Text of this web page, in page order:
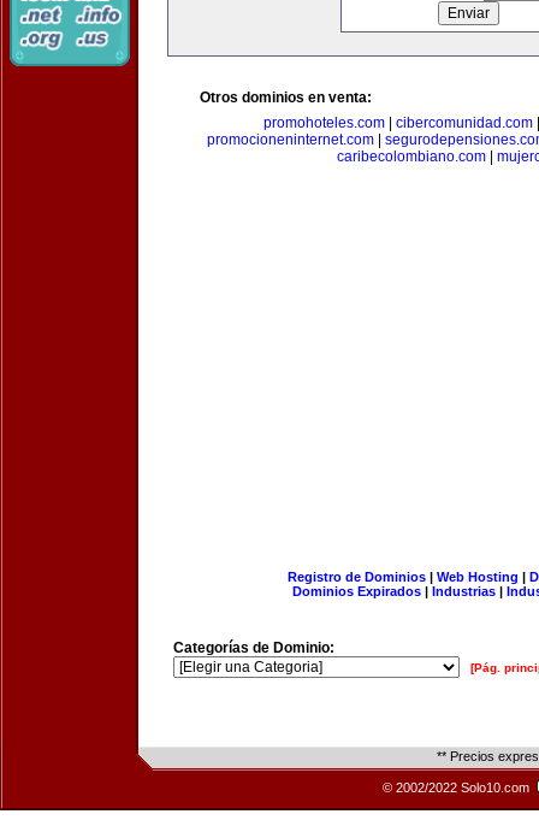
Otros dominios en venta:
promohoteles.com
cibercomunidad.com
promocioneninternet.com|
caribecolombiano.com|
Registro de Dominios| Web Hosting |
Dominios Expirados | Industrias |
Categorías de Dominio:
[Pág.
** Precios
© 2002/2022 Solo10.com